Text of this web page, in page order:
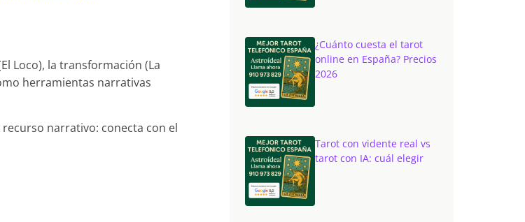
Loco), la transformación (La
herramientas narrativas
narrativo: conecta con el
¿Cuánto cuesta el tarot
online en España? Precios
2026
Tarot con vidente real vs
tarot con IA: cuál elegir